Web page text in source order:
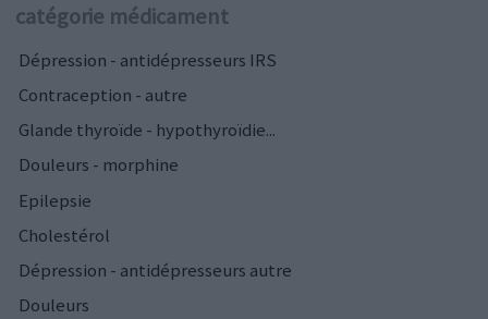
catégorie médicament
Dépression - antidépresseurs IRS
Contraception - autre
Glande thyroïde - hypothyroïdie...
Douleurs - morphine
Epilepsie
Cholestérol
Dépression - antidépresseurs autre
Douleurs